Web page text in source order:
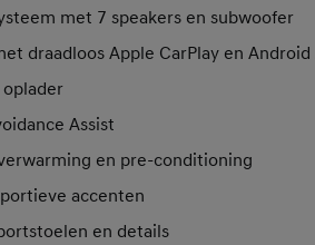
met 7 speakers en subwoofer
draadloos Apple CarPlay en
Assist
en pre-conditioning
accenten
en details